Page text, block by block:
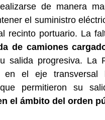
de manera
el suministro
recinto portuario. La
de camiones
salida progresiva. La
en el eje transversal
que permitieron su
el ámbito del orden